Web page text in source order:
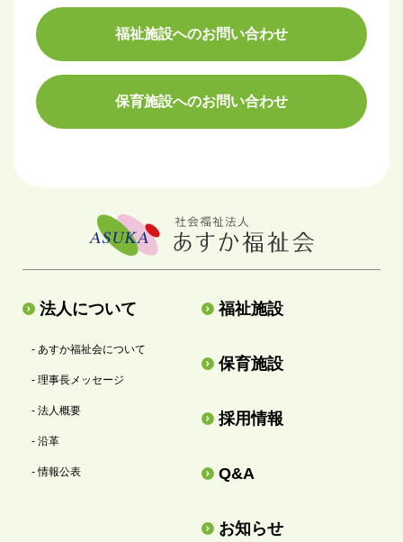
福祉施設へのお問い合わせ
保育施設へのお問い合わせ
法人について
- あすか福祉会について
- 理事長メッセージ
- 法人概要
- 沿革
- 情報公表
福祉施設
保育施設
採用情報
Q&A
お知らせ